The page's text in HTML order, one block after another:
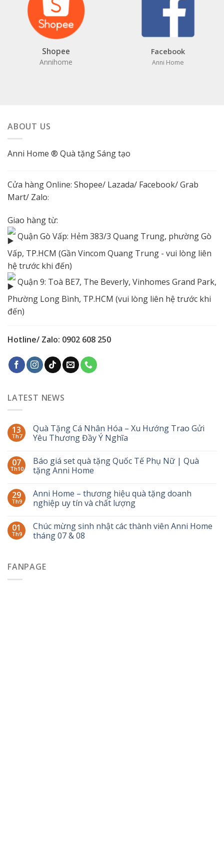
Shopee
Annihome
Facebook
Anni Home
ABOUT US
Anni Home ® Quà tặng Sáng tạo
Cửa hàng Online: Shopee/ Lazada/ Facebook/ Grab
Mart/ Zalo:
Giao hàng từ:
Quận Gò Vấp: Hẻm 383/3 Quang Trung, phường Gò
Vấp, TP.HCM (Gần Vincom Quang Trung - vui lòng liên
hệ trước khi đến)
Quận 9: Toà BE7, The Beverly, Vinhomes Grand Park,
Phường Long Bình, TP.HCM (vui lòng liên hệ trước khi
đến)
Hotline/ Zalo: 0902 608 250
LATEST NEWS
13
Th7
Quà Tặng Cá Nhân Hóa – Xu Hướng Trao Gửi
Yêu Thương Đầy Ý Nghĩa
07
Th10
Báo giá set quà tặng Quốc Tế Phụ Nữ | Quà
tặng Anni Home
29
Th9
Anni Home – thương hiệu quà tặng doanh
nghiệp uy tín và chất lượng
01
Th9
Chúc mừng sinh nhật các thành viên Anni Home
tháng 07 & 08
FANPAGE